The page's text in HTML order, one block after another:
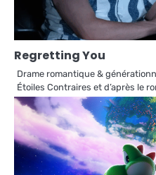
Regretting You
Drame romantique &
Étoiles Contraires et d’après le